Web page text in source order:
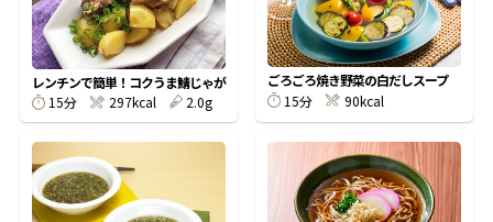
商品情報一覧
おすすめサイト
新鮮一番
レンチンで簡単！コクうま鯖じゃが
15分
297kcal 2.0g
ごろごろ焼き野菜の白だしスープ
15分
90kcal